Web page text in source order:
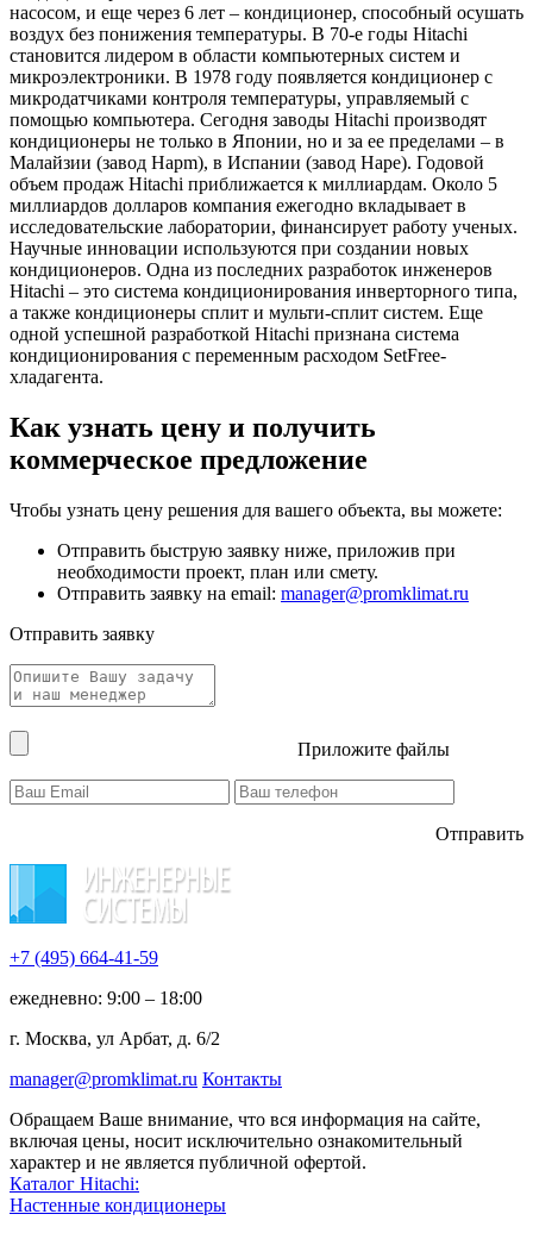
насосом, и еще через 6 лет – кондиционер, способный осушать
воздух без понижения температуры. В 70-е годы Hitachi
становится лидером в области компьютерных систем и
микроэлектроники. В 1978 году появляется кондиционер с
микродатчиками контроля температуры, управляемый с
помощью компьютера. Сегодня заводы Hitachi производят
кондиционеры не только в Японии, но и за ее пределами – в
Малайзии (завод Hapm), в Испании (завод Hape). Годовой
объем продаж Hitachi приближается к миллиардам. Около 5
миллиардов долларов компания ежегодно вкладывает в
исследовательские лаборатории, финансирует работу ученых.
Научные инновации используются при создании новых
кондиционеров. Одна из последних разработок инженеров
Hitachi – это система кондиционирования инверторного типа,
а также кондиционеры сплит и мульти-сплит систем. Еще
одной успешной разработкой Hitachi признана система
кондиционирования с переменным расходом SetFree-
хладагента.
Как узнать цену и получить
коммерческое предложение
Чтобы узнать цену решения для вашего объекта, вы можете:
Отправить быструю заявку ниже, приложив при
необходимости проект, план или смету.
Отправить заявку на email: manager@promklimat.ru
Отправить заявку
Приложите файлы
Отправить
+7 (495) 664-41-59
ежедневно: 9:00 – 18:00
г. Москва, ул Арбат, д. 6/2
manager@promklimat.ru Контакты
Обращаем Ваше внимание, что вся информация на сайте,
включая цены, носит исключительно ознакомительный
характер и не является публичной офертой.
Каталог Hitachi:
Настенные кондиционеры